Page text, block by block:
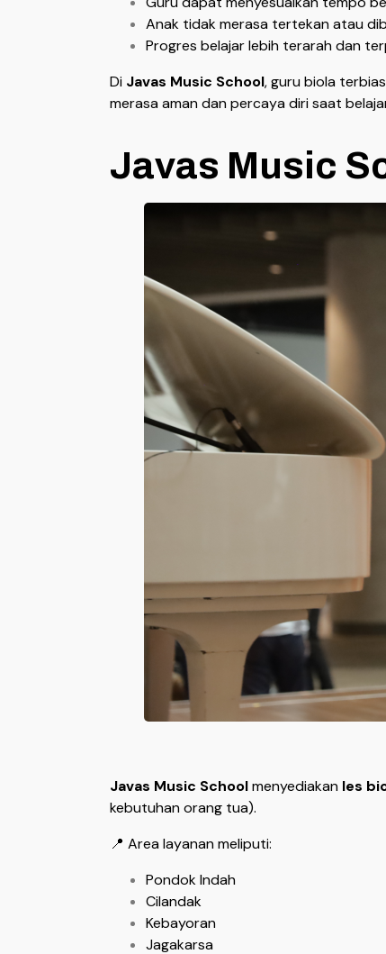
Anak tidak merasa tertekan atau
Progres belajar lebih terarah dan
Di Javas Music School, guru biola
merasa aman dan percaya diri saat
Javas Music
Javas Music Schoolmenyediakan les
kebutuhan orang tua).
📍 Area layanan meliputi:
Pondok Indah
Cilandak
Kebayoran
Jagakarsa